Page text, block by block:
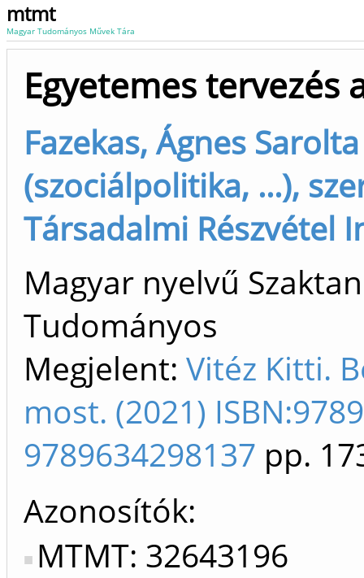
mtmt
Magyar Tudományos Művek Tára
Egyetemes tervezés
Fazekas, Ágnes
(szociálpolitika, ...),
Társadalmi Részvétel
Magyar nyelvű
Tudományos
Megjelent: Vitéz Kitti.
most. (2021)
9789634298137 pp.
Azonosítók
MTMT: 32643196